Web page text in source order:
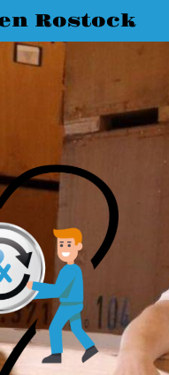
Rostock